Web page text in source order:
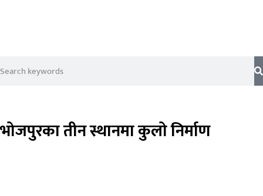
भोजपुरका तीन स्थानमा कुलो निर्माण